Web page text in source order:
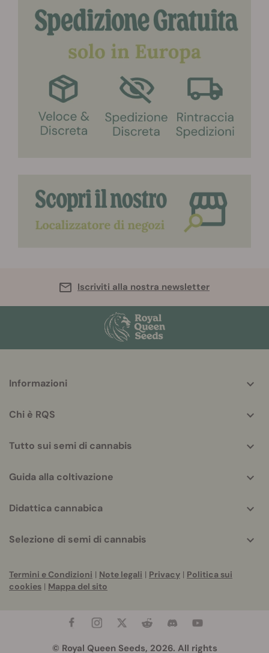
Iscriviti alla nostra newsletter
helpful
Informazioni
Chi è RQS
Tutto sui semi di cannabis
Guida alla coltivazione
Didattica cannabica
Selezione di semi di cannabis
Termini e Condizioni | Note legali | Privacy | Politica sui
cookies | Mappa del sito
© Royal Queen Seeds, 2026. All rights